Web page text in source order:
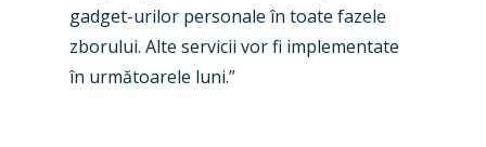
gadget-urilor personale în toate fazele
zborului. Alte servicii vor fi implementate
în următoarele luni.”